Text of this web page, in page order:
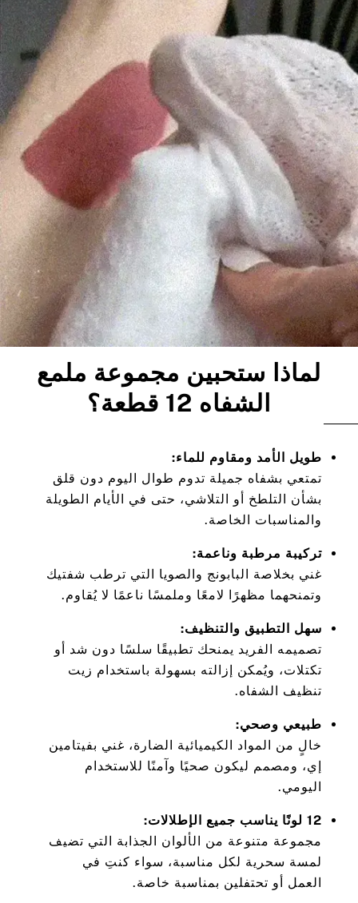
لماذا ستحبين مجموعة ملمع
الشفاه 12 قطعة؟
طويل الأمد ومقاوم للماء:
تمتعي بشفاه جميلة تدوم طوال اليوم دون قلق
بشأن التلطخ أو التلاشي، حتى في الأيام الطويلة
والمناسبات الخاصة.
تركيبة مرطبة وناعمة:
غني بخلاصة البابونج والصويا التي ترطب شفتيك
وتمنحهما مظهرًا لامعًا وملمسًا ناعمًا لا يُقاوم.
سهل التطبيق والتنظيف:
تصميمه الفريد يمنحك تطبيقًا سلسًا دون شد أو
تكتلات، ويُمكن إزالته بسهولة باستخدام زيت
تنظيف الشفاه.
طبيعي وصحي:
خالٍ من المواد الكيميائية الضارة، غني بفيتامين
إي، ومصمم ليكون صحيًا وآمنًا للاستخدام
اليومي.
12 لونًا يناسب جميع الإطلالات:
مجموعة متنوعة من الألوان الجذابة التي تضيف
لمسة سحرية لكل مناسبة، سواء كنتِ في
العمل أو تحتفلين بمناسبة خاصة.